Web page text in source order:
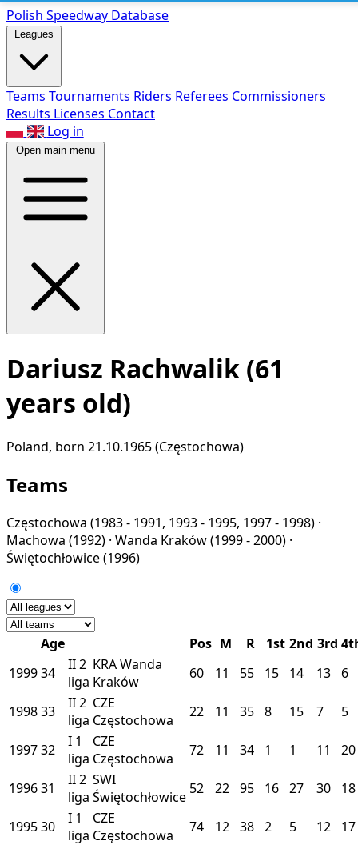
Polish Speedway Database
Leagues
Teams Tournaments Riders Referees Commissioners
Results Licenses Contact
Log in
Open main menu
Dariusz Rachwalik (61
years old)
Poland, born 21.10.1965 (Częstochowa)
Teams
Częstochowa (1983 - 1991, 1993 - 1995, 1997 - 1998) ·
Machowa (1992) · Wanda Kraków(1999 - 2000) ·
Świętochłowice(1996)
Age Pos M R 1st 2nd 3rd
199934 II2
liga
KRAWanda
Kraków
60 11 55 15 14 13 6
199833 II2
liga
CZE
Częstochowa
22 11 35 8 15 7 5
199732 I 1
liga
CZE
Częstochowa
72 11 34 1 1 11 20
199631 II2
liga
SWI
Świętochłowice 52 22 95 16 27 30 18
199530 I 1
liga
CZE
Częstochowa
74 12 38 2 5 12 17